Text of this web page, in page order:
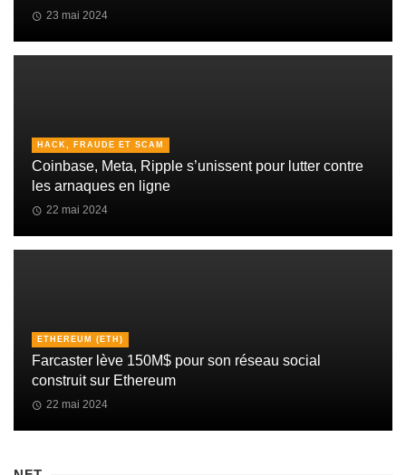
23 mai 2024
HACK, FRAUDE ET SCAM
Coinbase, Meta, Ripple s’unissent pour lutter contre
les arnaques en ligne
22 mai 2024
ETHEREUM (ETH)
Farcaster lève 150M$ pour son réseau social
construit sur Ethereum
22 mai 2024